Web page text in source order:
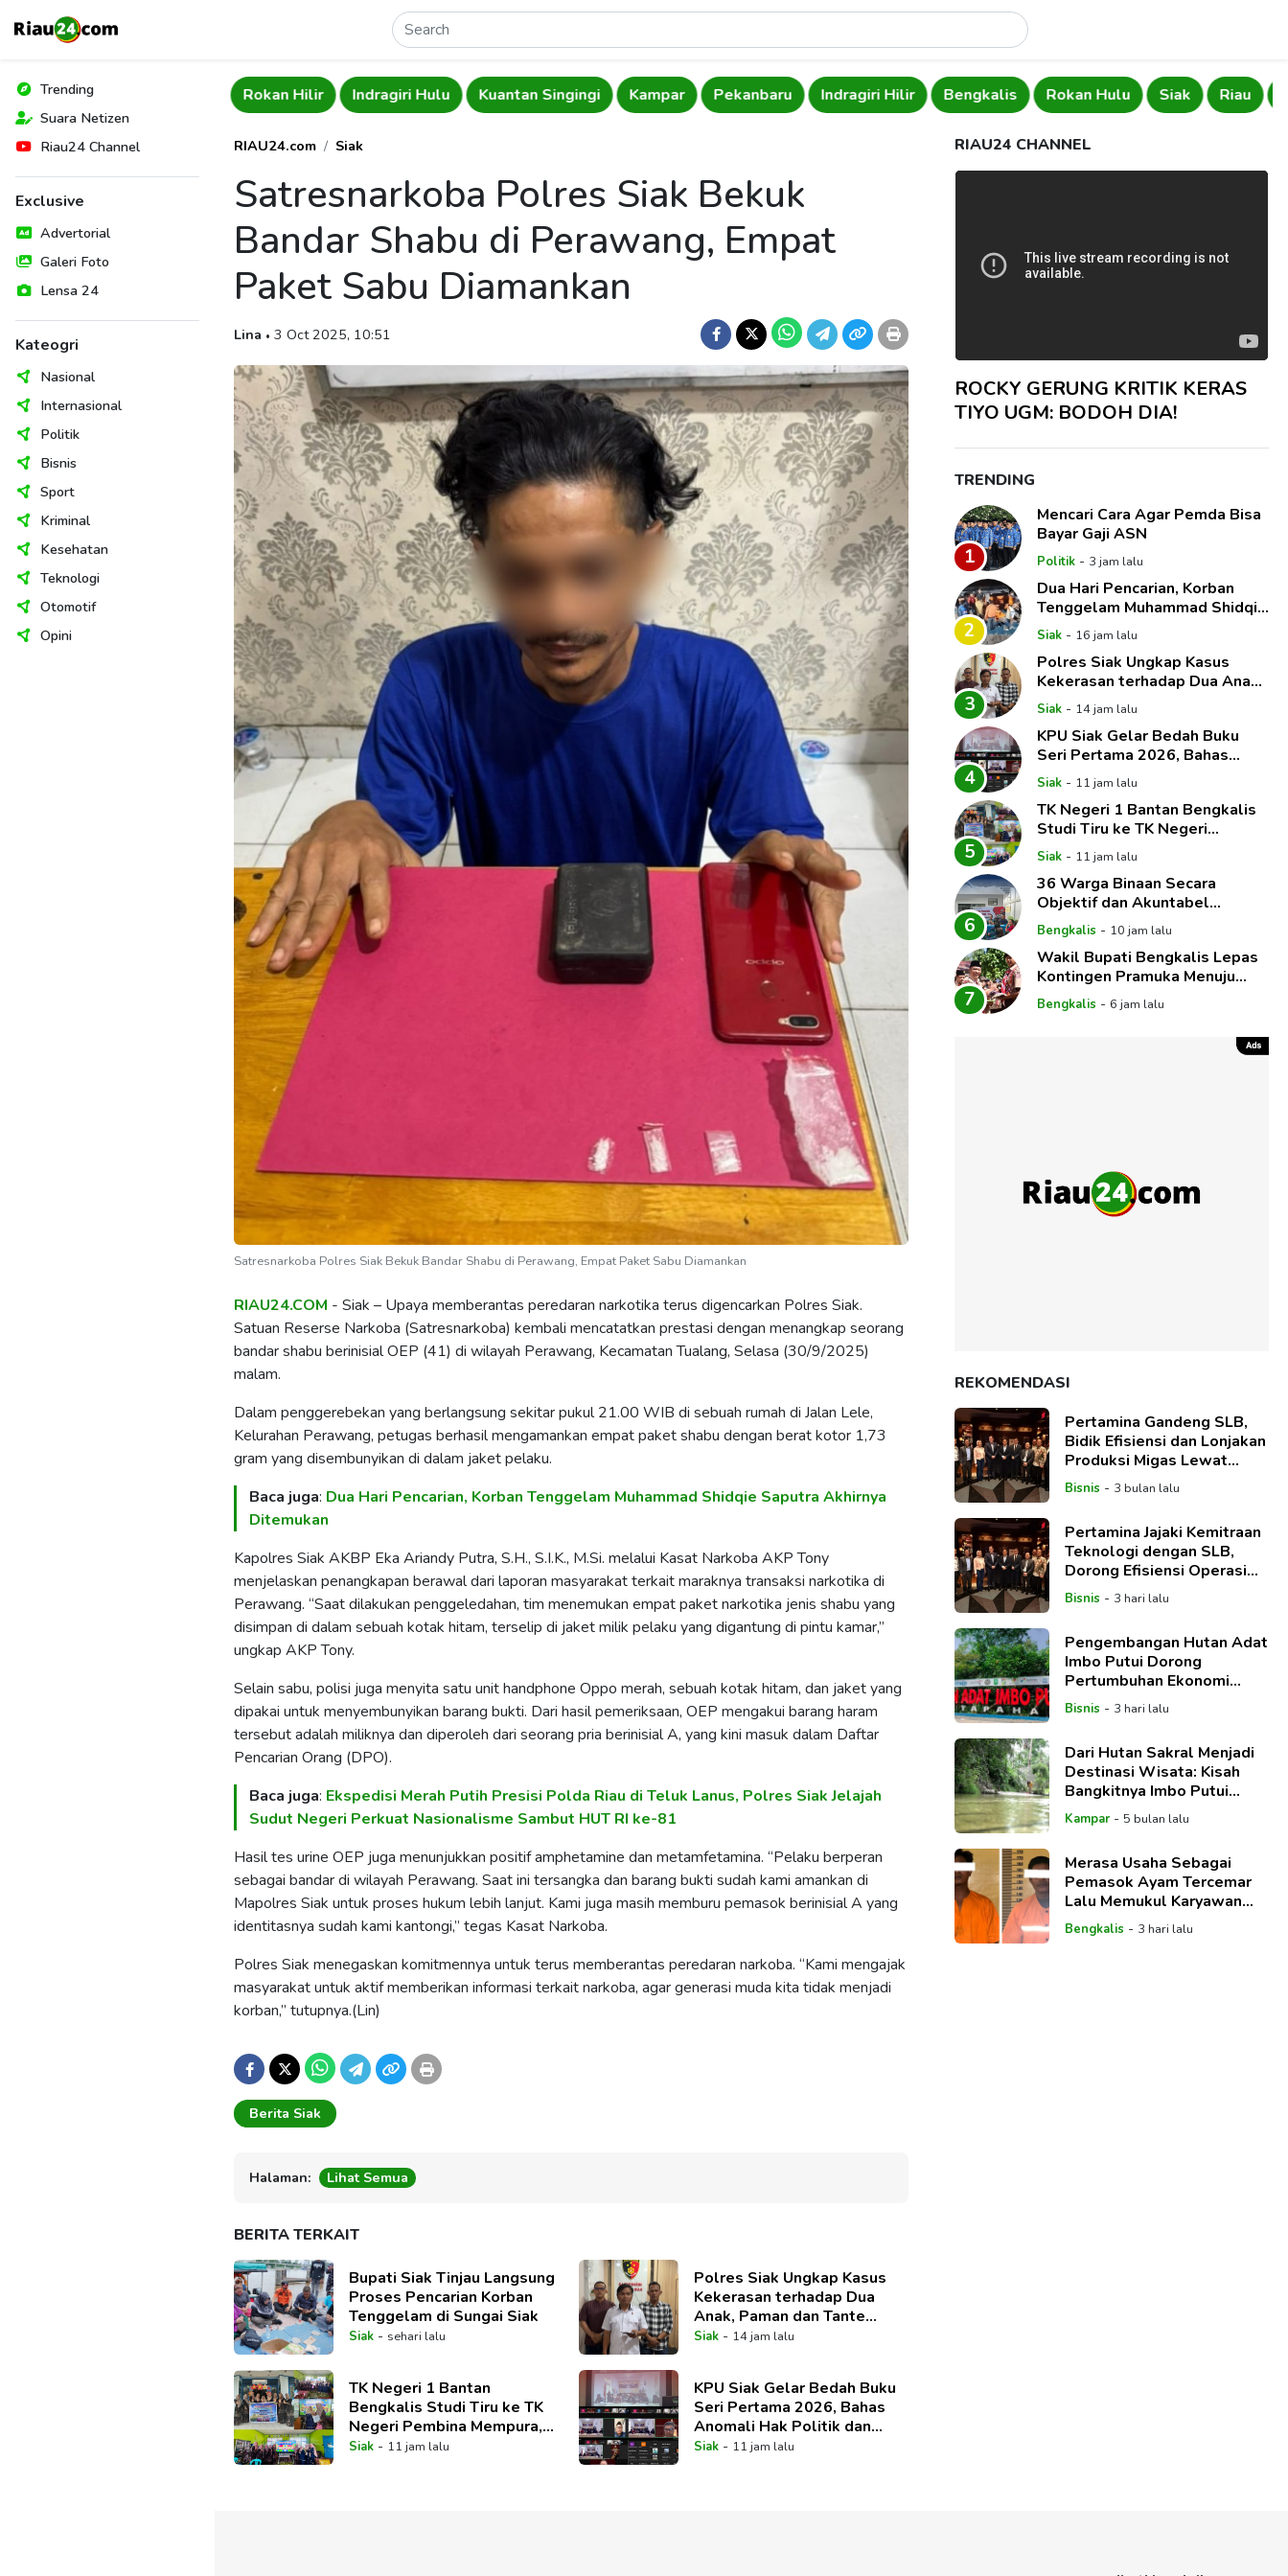
Trending
Suara Netizen
Riau24 Channel
Exclusive
Advertorial
Galeri Foto
Lensa 24
Kateogri
Nasional
Internasional
Politik
Bisnis
Sport
Kriminal
Kesehatan
Teknologi
Otomotif
Opini
Rokan Hilir Indragiri Hulu Kuantan Singingi Kampar Pekanbaru Indragiri Hilir Bengkalis Rokan Hulu Siak Riau
RIAU24.com Siak
Satresnarkoba Polres Siak Bekuk
Bandar Shabu di Perawang, Empat
Paket Sabu Diamankan
Lina • 3 Oct 2025, 10:51
Satresnarkoba Polres Siak Bekuk Bandar Shabu di Perawang, Empat Paket Sabu Diamankan
RIAU24.COM - Siak – Upaya memberantas peredaran narkotika terus digencarkan Polres Siak.
Satuan Reserse Narkoba (Satresnarkoba) kembali mencatatkan prestasi dengan menangkap seorang
bandar shabu berinisial OEP (41) di wilayah Perawang, Kecamatan Tualang, Selasa (30/9/2025)
malam.
Dalam penggerebekan yang berlangsung sekitar pukul 21.00 WIB di sebuah rumah di Jalan Lele,
Kelurahan Perawang, petugas berhasil mengamankan empat paket shabu dengan berat kotor 1,73
gram yang disembunyikan di dalam jaket pelaku.
Baca juga: Dua Hari Pencarian, Korban Tenggelam Muhammad Shidqie Saputra Akhirnya
Ditemukan
Kapolres Siak AKBP Eka Ariandy Putra, S.H., S.I.K., M.Si. melalui Kasat Narkoba AKP Tony
menjelaskan penangkapan berawal dari laporan masyarakat terkait maraknya transaksi narkotika di
Perawang. “Saat dilakukan penggeledahan, tim menemukan empat paket narkotika jenis shabu yang
disimpan di dalam sebuah kotak hitam, terselip di jaket milik pelaku yang digantung di pintu kamar,”
ungkap AKP Tony.
Selain sabu, polisi juga menyita satu unit handphone Oppo merah, sebuah kotak hitam, dan jaket yang
dipakai untuk menyembunyikan barang bukti. Dari hasil pemeriksaan, OEP mengakui barang haram
tersebut adalah miliknya dan diperoleh dari seorang pria berinisial A, yang kini masuk dalam Daftar
Pencarian Orang (DPO).
Baca juga: Ekspedisi Merah Putih Presisi Polda Riau di Teluk Lanus, Polres Siak Jelajah
Sudut Negeri Perkuat Nasionalisme Sambut HUT RI ke-81
Hasil tes urine OEP juga menunjukkan positif amphetamine dan metamfetamina. “Pelaku berperan
sebagai bandar di wilayah Perawang. Saat ini tersangka dan barang bukti sudah kami amankan di
Mapolres Siak untuk proses hukum lebih lanjut. Kami juga masih memburu pemasok berinisial A yang
identitasnya sudah kami kantongi,” tegas Kasat Narkoba.
Polres Siak menegaskan komitmennya untuk terus memberantas peredaran narkoba. “Kami mengajak
masyarakat untuk aktif memberikan informasi terkait narkoba, agar generasi muda kita tidak menjadi
korban,” tutupnya.(Lin)
Berita Siak
Halaman: Lihat Semua
BERITA TERKAIT
Bupati Siak Tinjau Langsung
Proses Pencarian Korban
Tenggelam di Sungai Siak
Siak - sehari lalu
Polres Siak Ungkap Kasus
Kekerasan terhadap Dua
Anak, Paman dan Tante
Korban Jadi Tersangka
Siak - 14 jam lalu
TK Negeri 1 Bantan
Bengkalis Studi Tiru ke TK
Negeri Pembina Mempura,
Dalami Implementasi
Siak - 11 jam lalu
KPU Siak Gelar Bedah Buku
Seri Pertama 2026, Bahas
Anomali Hak Politik dan
Dinamika Pemilih
Siak - 11 jam lalu
RIAU24 CHANNEL
ROCKY GERUNG KRITIK KERAS
TIYO UGM: BODOH DIA!
TRENDING
1
Mencari Cara Agar Pemda Bisa
Bayar Gaji ASN
Politik - 3 jam lalu
2
Dua Hari Pencarian, Korban
Tenggelam Muhammad Shidqie
Saputra Akhirnya Ditemukan
Siak - 16 jam lalu
3
Polres Siak Ungkap Kasus
Kekerasan terhadap Dua Anak,
Paman dan Tante Korban Jadi
Tersangka
Siak - 14 jam lalu
4
KPU Siak Gelar Bedah Buku
Seri Pertama 2026, Bahas
Anomali Hak Politik dan
Dinamika Pemilih
Siak - 11 jam lalu
5
TK Negeri 1 Bantan Bengkalis
Studi Tiru ke TK Negeri
Pembina Mempura, Dalami
Implementasi Pembelajaran
Mendalam
Siak - 11 jam lalu
6
36 Warga Binaan Secara
Objektif dan Akuntabel
Mendapat Hak Integrasi
Melalui Sidang
Bengkalis - 10 jam lalu
7
Wakil Bupati Bengkalis Lepas
Kontingen Pramuka Menuju
Jambore Nasional XII Tahun
2026
Bengkalis - 6 jam lalu
REKOMENDASI
Pertamina Gandeng SLB,
Bidik Efisiensi dan Lonjakan
Produksi Migas Lewat
Teknologi Global
Bisnis - 3 bulan lalu
Pertamina Jajaki Kemitraan
Teknologi dengan SLB,
Dorong Efisiensi Operasi
dan Ketahanan Energi
Nasional
Bisnis - 3 hari lalu
Pengembangan Hutan Adat
Imbo Putui Dorong
Pertumbuhan Ekonomi
Wisata Desa di Kampar
Bisnis - 3 hari lalu
Dari Hutan Sakral Menjadi
Destinasi Wisata: Kisah
Bangkitnya Imbo Putui
Menggerakkan Ekonomi
Desa
Kampar- 5 bulan lalu
Merasa Usaha Sebagai
Pemasok Ayam Tercemar
Lalu Memukul Karyawan
SPPG, Supplier Masuk Bui
Bengkalis - 3 hari lalu